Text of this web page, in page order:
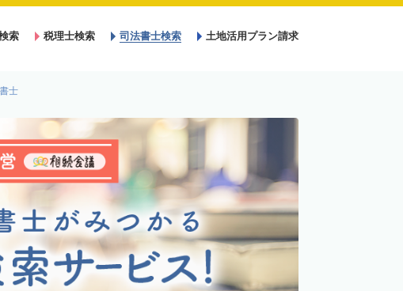
索 税理士検索 司法書士検索 土地活用プラン請求
士